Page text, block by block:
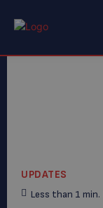
UPDATES
Less than 1 min.